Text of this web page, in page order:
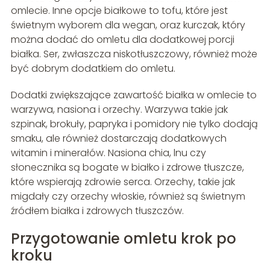
omlecie. Inne opcje białkowe to tofu, które jest
świetnym wyborem dla wegan, oraz kurczak, który
można dodać do omletu dla dodatkowej porcji
białka. Ser, zwłaszcza niskotłuszczowy, również może
być dobrym dodatkiem do omletu.
Dodatki zwiększające zawartość białka w omlecie to
warzywa, nasiona i orzechy. Warzywa takie jak
szpinak, brokuły, papryka i pomidory nie tylko dodają
smaku, ale również dostarczają dodatkowych
witamin i minerałów. Nasiona chia, lnu czy
słonecznika są bogate w białko i zdrowe tłuszcze,
które wspierają zdrowie serca. Orzechy, takie jak
migdały czy orzechy włoskie, również są świetnym
źródłem białka i zdrowych tłuszczów.
Przygotowanie omletu krok po
kroku